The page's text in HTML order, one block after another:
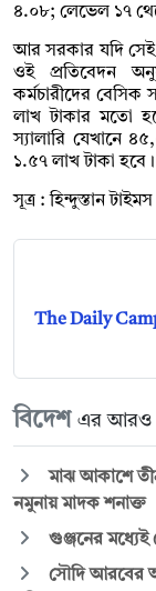
৪.০৮; লেভেল ১৭
আর সরকার যদি সেই
ওই প্রতিবেদন
কর্মচারীদের বেসিক
লাখ টাকার মতো
স্যালারি যেখানে
১.৫৭ লাখ টাকা হবে।
সূত্র : হিন্দুস্তান টাইমস
The Daily
বিদেশ এর আরও
মাঝ আকাশে
নমুনায় মাদক শনাক্ত
গুঞ্জনের
সৌদি আরবের